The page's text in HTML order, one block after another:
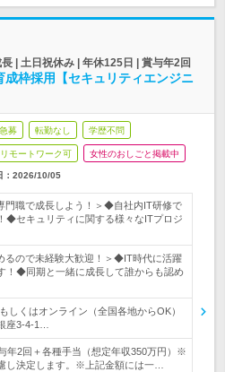
| 土日祝休み | 年休125日 | 賞与年2回
枠採用【セキュリティエンジニ
急募 転勤なし 学歴不問
リモートワーク可 女性のおしごと掲載中
2026/10/05
門職で成長しよう！＞◆自社内IT研修で
◆セキュリティに関する様々なITプロジ
るので未経験大歓迎！＞◆IT時代に活躍
！◆同期と一緒に成長して誰からも認め
しくはオンライン（全国各地からOK）
座3-4-1…
年2回＋各種手当（想定年収350万円）※
し決定します。※上記金額には一…